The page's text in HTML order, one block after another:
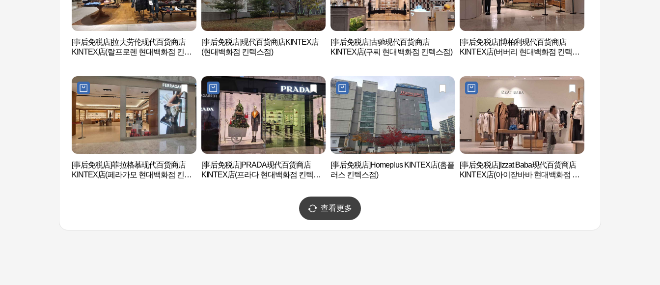
[事后免税店]拉夫劳伦现代百货商店
KINTEX店(랄프로렌 현대백화점 킨텍
[事后免税店]现代百货商店KINTEX店
(현대백화점 킨텍스점)
[事后免税店]古驰现代百货商店
KINTEX店(구찌 현대백화점 킨텍스점)
[事后免税店]博柏利现代百货商店
KINTEX店(버버리 현대백화점 킨텍스
[事后免税店]菲拉格慕现代百货商店
KINTEX店(페라가모 현대백화점 킨텍
[事后免税店]PRADA现代百货商店
KINTEX店(프라다 현대백화점 킨텍스
[事后免税店]Homeplus KINTEX店(홈플
러스 킨텍스점)
[事后免税店]Izzat Baba现代百货商店
KINTEX店(아이잗바바 현대백화점 킨
查看更多